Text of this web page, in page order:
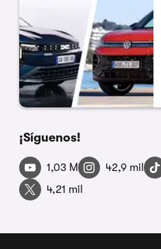
¡Síguenos!
1,03 M 42,9 mil
4,21 mil